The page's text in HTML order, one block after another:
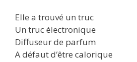
Elle a trouvé un truc
Un truc électronique
Diffuseur de parfum
A défaut d’être calorique